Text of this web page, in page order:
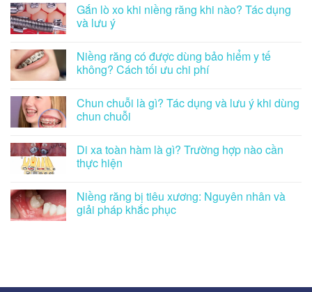
Gắn lò xo khi niềng răng khi nào? Tác dụng
và lưu ý
Niềng răng có được dùng bảo hiểm y tế
không? Cách tối ưu chi phí
Chun chuỗi là gì? Tác dụng và lưu ý khi dùng
chun chuỗi
Di xa toàn hàm là gì? Trường hợp nào cần
thực hiện
Niềng răng bị tiêu xương: Nguyên nhân và
giải pháp khắc phục